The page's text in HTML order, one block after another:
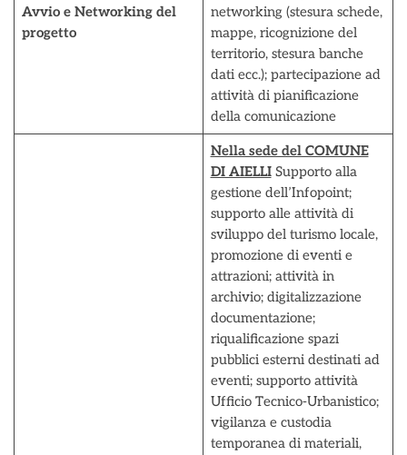
Avvio e Networking del
progetto
networking (stesura schede,
mappe, ricognizione del
territorio, stesura banche
dati ecc.); partecipazione ad
attività di pianificazione
della comunicazione
Nella sede del COMUNE
DI AIELLISupporto alla
gestione dell’Infopoint;
supporto alle attività di
sviluppo del turismo locale,
promozione di eventi e
attrazioni; attività in
archivio; digitalizzazione
documentazione;
riqualificazione spazi
pubblici esterni destinati ad
eventi; supporto attività
Ufficio Tecnico-Urbanistico;
vigilanza e custodia
temporanea di materiali,